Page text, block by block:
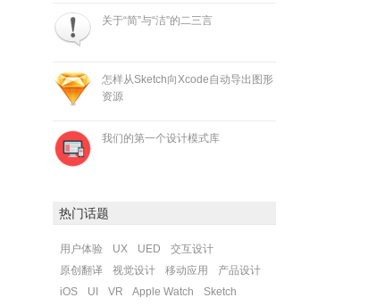
关于“简”与“洁”的二三言
怎样从Sketch向Xcode自动导出图形
资源
我们的第一个设计模式库
热门话题
用户体验 UX UED
交互设计
原创翻译
视觉设计 移动应用
产品设计
iOS
UI VR Apple Watch
Sketch